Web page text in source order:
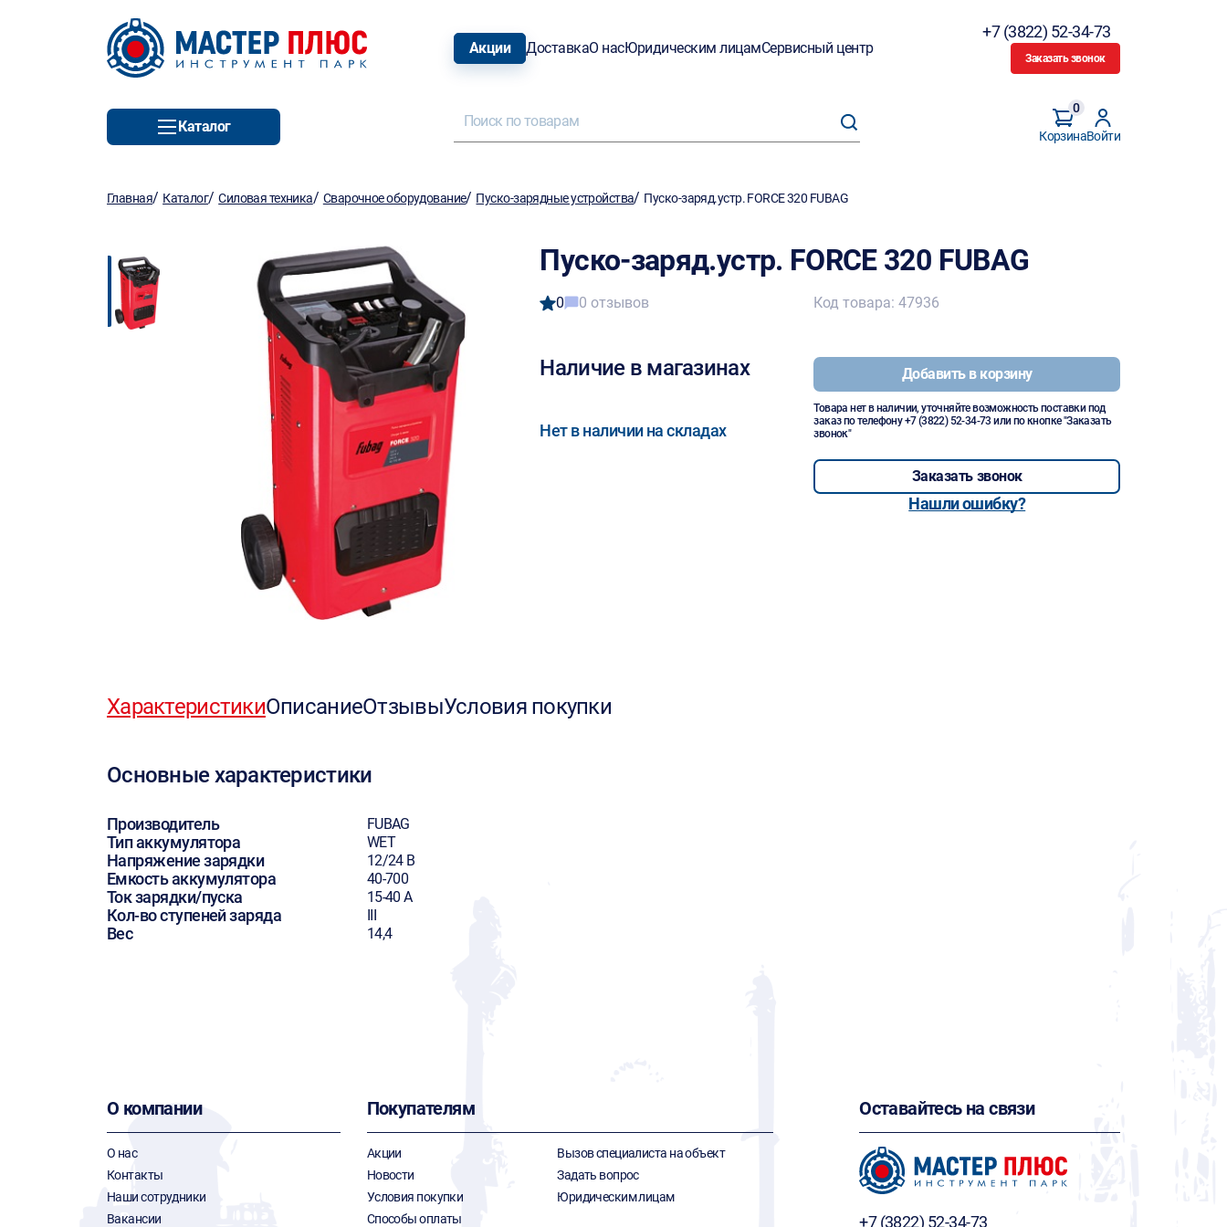
Акции ДоставкаО насЮридическим лицамСервисный центр
+7 (3822) 52-34-73
Заказать звонок
Каталог
Корзина
0
Войти
Главная/ Каталог/Силовая техника/ Сварочное оборудование/ Пуско-зарядные устройства/ Пуско-заряд.устр. FORCE 320 FUBAG
Пуско-заряд.устр. FORCE 320 FUBAG
0 0 отзывов
Наличие в магазинах
Нет в наличии на складах
Код товара: 47936
Добавить в корзину
Товара нет в наличии, уточняйте возможность поставки под
заказ по телефону+7 (3822) 52-34-73 или по кнопке "Заказать
звонок"
Заказать звонок
Нашли ошибку?
ХарактеристикиОписаниеОтзывыУсловия покупки
Основные характеристики
Производитель FUBAG
Тип аккумулятора WET
Напряжение зарядки 12/24 В
Емкость аккумулятора 40-700
Ток зарядки/пуска 15-40 А
Кол-во ступеней заряда III
Вес 14,4
О компании
О нас
Контакты
Наши сотрудники
Вакансии
Покупателям
Акции
Новости
Условия покупки
Способы оплаты
Вызов специалиста на объект
Задать вопрос
Юридическим лицам
Оставайтесь на связи
+7 (3822) 52-34-73